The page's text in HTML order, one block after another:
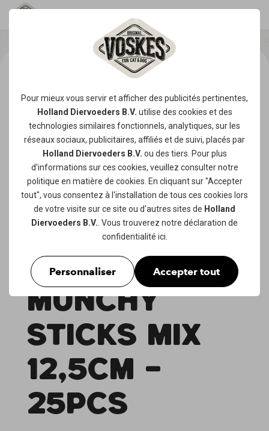
Pour mieux vous servir et afficher des publicités pertinentes,
Holland Diervoeders B.V. utilise des cookies et des
technologies similaires fonctionnels, analytiques, sur les
réseaux sociaux, publicitaires, affiliés et de suivi, placés par
Holland Diervoeders B.V. ou des tiers. Pour plus
d'informations sur ces cookies, veuillez consulter notre
politique en matière de cookies . En cliquant sur "Accepter
tout", vous consentez à l'installation de tous ces cookies lors
de votre visite sur ce site ou d'autres sites de Holland
Diervoeders B.V. . Vous trouverez notre déclaration de
confidentialité ici.
Personnaliser Accepter tout
MUNCHY
STICKS MIX
12,5CM -
25PCS